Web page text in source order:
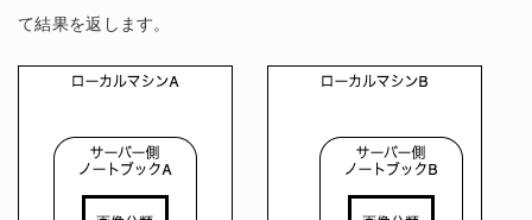
て結果を返します。